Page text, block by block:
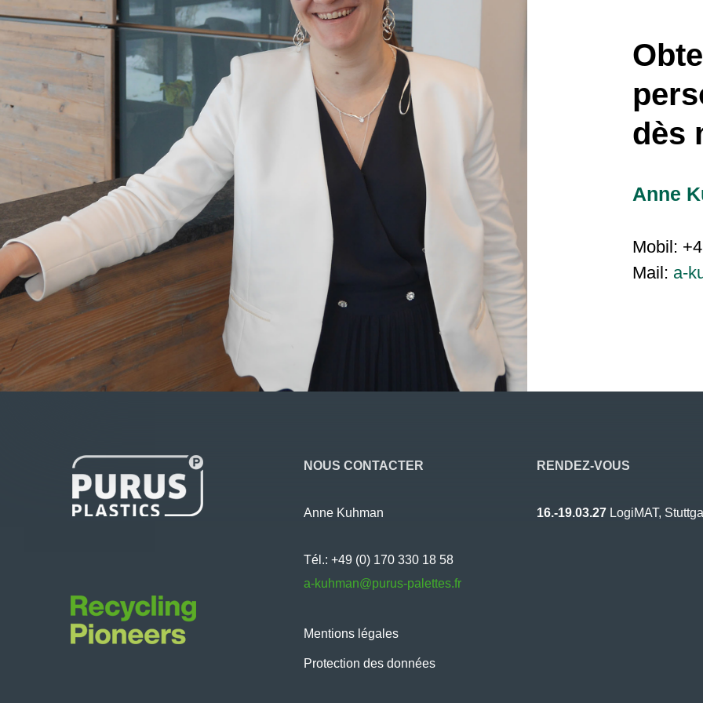
dès
Anne
Mobil:
Mail: a-
NOUS CONTACTER
Anne Kuhman
Tél.: +49 (0) 170 330 18 58
a-kuhman@purus-palettes.fr
Mentions légales
Protection des données
RENDEZ-VOUS
16.-19.03.27LogiMAT,